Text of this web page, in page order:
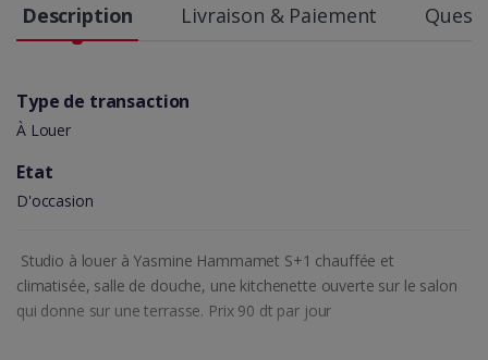
Description Livraison & Paiement
Type de transaction
À Louer
Etat
D'occasion
Studio à louer à Yasmine Hammamet S+1 chauffée et
climatisée, salle de douche, une kitchenette ouverte sur le salon
qui donne sur une terrasse. Prix 90 dt par jour